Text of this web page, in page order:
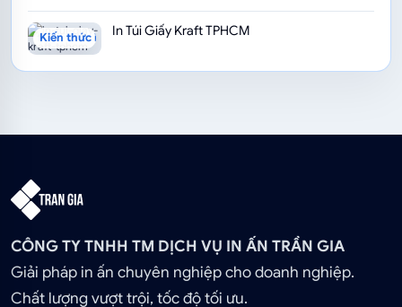
Kiến thức in ấnIn Túi Giấy Kraft TPHCM
CÔNG TY TNHH TM DỊCH VỤ IN ẤN TRẦN GIA
Giải pháp in ấn chuyên nghiệp cho doanh nghiệp.
Chất lượng vượt trội, tốc độ tối ưu.